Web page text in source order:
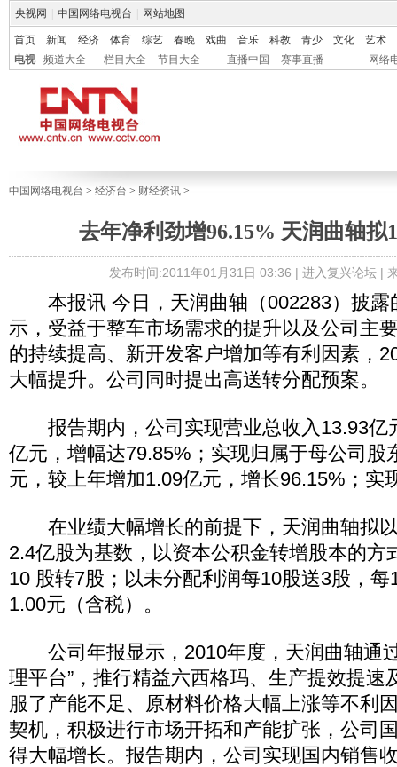
央视网 中国网络电视台 网站地图
首页 新闻 经济 体育 综艺 春晚 戏曲 音乐 科教 青少 文化
艺术
电视
频道大全 栏目大全 节目大全 直播中国 赛事直播 网络
中国网络电视台 > 经济台 > 财经资讯 >
去年净利劲增96.15% 天润曲轴拟
发布时间:2011年01月31日 03:36 | 进入复兴论坛|
本报讯 今日，天润曲轴（002283）披露
示，受益于整车市场需求的提升以及公司主
的持续提高、新开发客户增加等有利因素，
大幅提升。公司同时提出高送转分配预案。
报告期内，公司实现营业总收入13.93亿
亿元，增幅达79.85%；实现归属于母公司股
元，较上年增加1.09亿元，增长96.15%；实
在业绩大幅增长的前提下，天润曲轴拟
2.4亿股为基数，以资本公积金转增股本的方
10 股转7股；以未分配利润每10股送3股，
1.00元（含税）。
公司年报显示，2010年度，天润曲轴通
理平台”，推行精益六西格玛、生产提效提速
服了产能不足、原材料价格大幅上涨等不利
契机，积极进行市场开拓和产能扩张，公司
得大幅增长。报告期内，公司实现国内销售